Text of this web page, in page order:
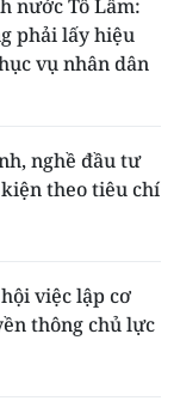
nước Tô Lâm:
phải lấy hiệu
vụ nhân dân
nghề đầu tư
theo tiêu chí
việc lập cơ
thông chủ lực